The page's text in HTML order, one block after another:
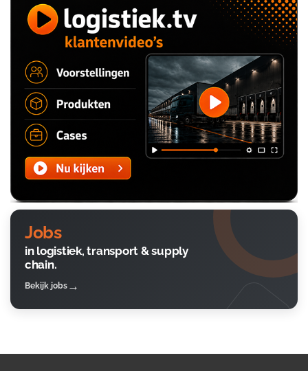
Jobs
in logistiek, transport & supply
chain.
Bekijk jobs